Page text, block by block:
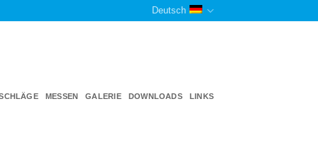
Deutsch
MESSEN GALERIE DOWNLOADS LINKS